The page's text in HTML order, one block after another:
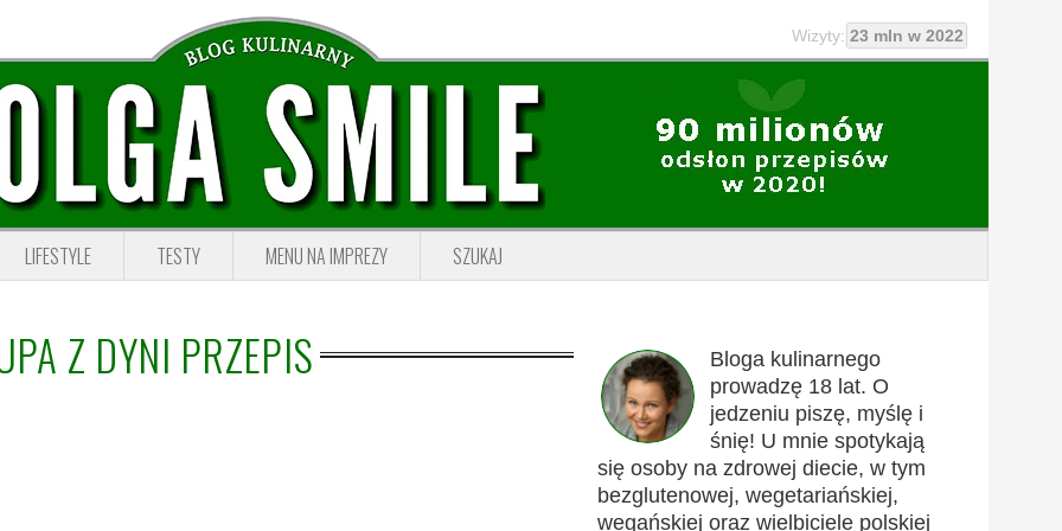
Wizyty: 23 mln w 2022
LIFESTYLE TESTY MENU NA IMPREZY SZUKAJ
Z DYNI PRZEPIS
Bloga kulinarnego
prowadzę 18 lat. O
jedzeniu piszę, myślę i
śnię! U mnie spotykają
się osoby na zdrowej diecie, w tym
bezglutenowej, wegetariańskiej,
wegańskiej oraz wielbiciele polskiej